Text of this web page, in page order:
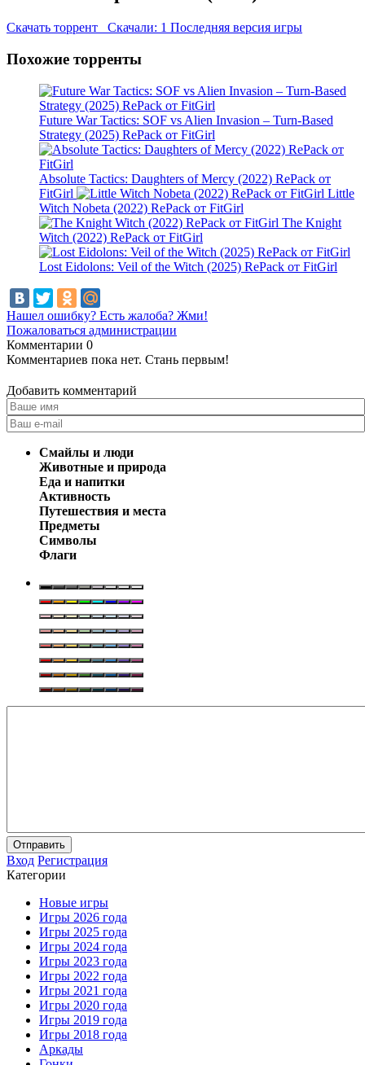
Скачать торрент Скачали: 1 Последняя версия игры
Похожие торренты
Future War Tactics: SOF vs Alien Invasion – Turn-Based
Strategy (2025) RePack от FitGirl
Absolute Tactics: Daughters of Mercy (2022) RePack от
FitGirl
Little
Witch Nobeta (2022) RePack от FitGirl
The Knight
Witch (2022) RePack от FitGirl
Lost Eidolons: Veil of the Witch (2025) RePack от FitGirl
Нашел ошибку? Есть жалоба? Жми!
Пожаловаться администрации
Комментарии 0
Комментариев пока нет. Стань первым!
Добавить комментарий
Смайлы и люди
Животные и природа
Еда и напитки
Активность
Путешествия и места
Предметы
Символы
Флаги
Отправить
Вход Регистрация
Категории
Новые игры
Игры 2026 года
Игры 2025 года
Игры 2024 года
Игры 2023 года
Игры 2022 года
Игры 2021 года
Игры 2020 года
Игры 2019 года
Игры 2018 года
Аркады